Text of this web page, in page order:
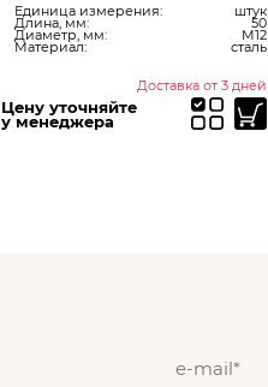
Единица измерения: штук
Длина, мм: 50
Диаметр, мм: М12
Материал: сталь
Доставка от 3 дней
Цену уточняйте
у менеджера